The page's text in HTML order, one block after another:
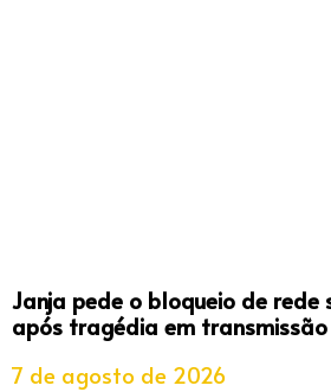
Janja pede o bloqueio de rede
após tragédia em
7 de agosto de 2026